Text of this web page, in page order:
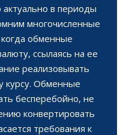
в периоды
многочисленные
обменные
ссылаясь на ее
реализовывать
курсу. Обменные
бесперебойно, не
конвертировать
требования к